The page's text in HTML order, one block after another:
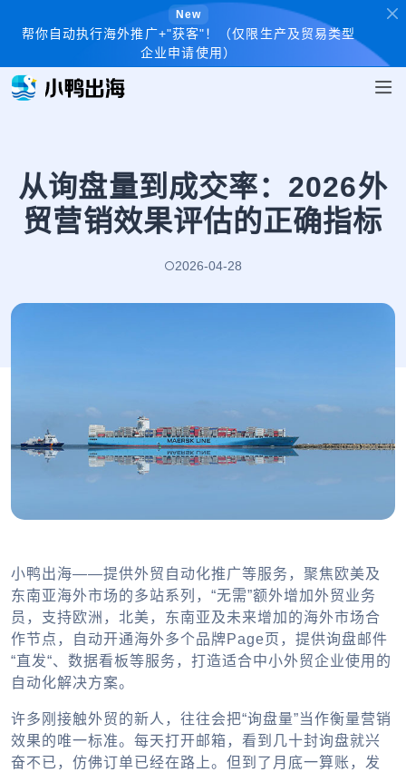
New
帮你自动执行海外推广+"获客"！（仅限生产及贸易类型
企业申请使用）
从询盘量到成交率：2026外
贸营销效果评估的正确指标
2026-04-28
小鸭出海——提供外贸自动化推广等服务，聚焦欧美及
东南亚海外市场的多站系列，“无需”额外增加外贸业务
员，支持欧洲，北美，东南亚及未来增加的海外市场合
作节点，自动开通海外多个品牌Page页，提供询盘邮件
“直发“、数据看板等服务，打造适合中小外贸企业使用的
自动化解决方案。
许多刚接触外贸的新人，往往会把“询盘量”当作衡量营销
效果的唯一标准。每天打开邮箱，看到几十封询盘就兴
奋不已，仿佛订单已经在路上。但到了月底一算账，发